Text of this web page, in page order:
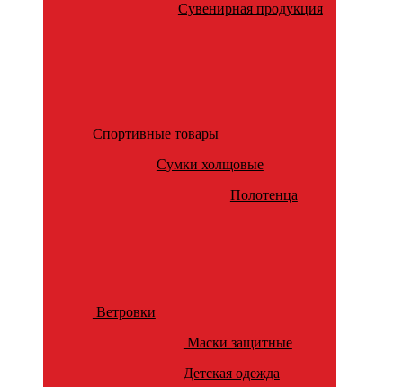
Сувенирная продукция
Спортивные товары
Сумки холщовые
Полотенца
Ветровки
Маски защитные
Детская одежда